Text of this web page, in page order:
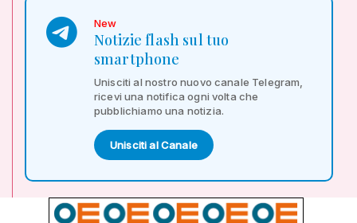
New
Notizie flash sul tuo
smartphone
Unisciti al nostro nuovo canale Telegram,
ricevi una notifica ogni volta che
pubblichiamo una notizia.
Unisciti al Canale